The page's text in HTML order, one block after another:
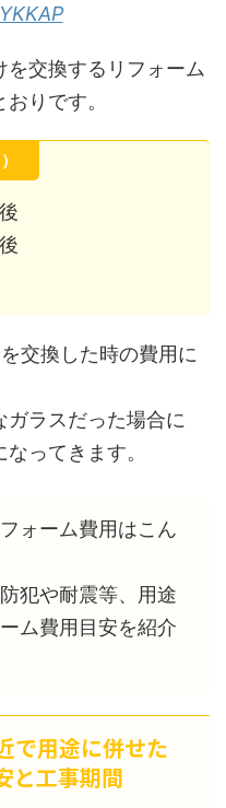
YKKAP
交換するリフォーム
りです。
交換した時の費用に
ラスだった場合に
ってきます。
ォーム費用はこん
犯や耐震等、用途
ム費用目安を紹介
で用途に併せた
と工事期間